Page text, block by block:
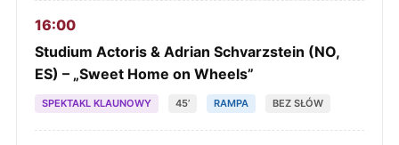
16:00
Studium Actoris & Adrian Schvarzstein (NO,
ES) – „Sweet Home on Wheels”
SPEKTAKL KLAUNOWY 45’ RAMPA BEZ SŁÓW